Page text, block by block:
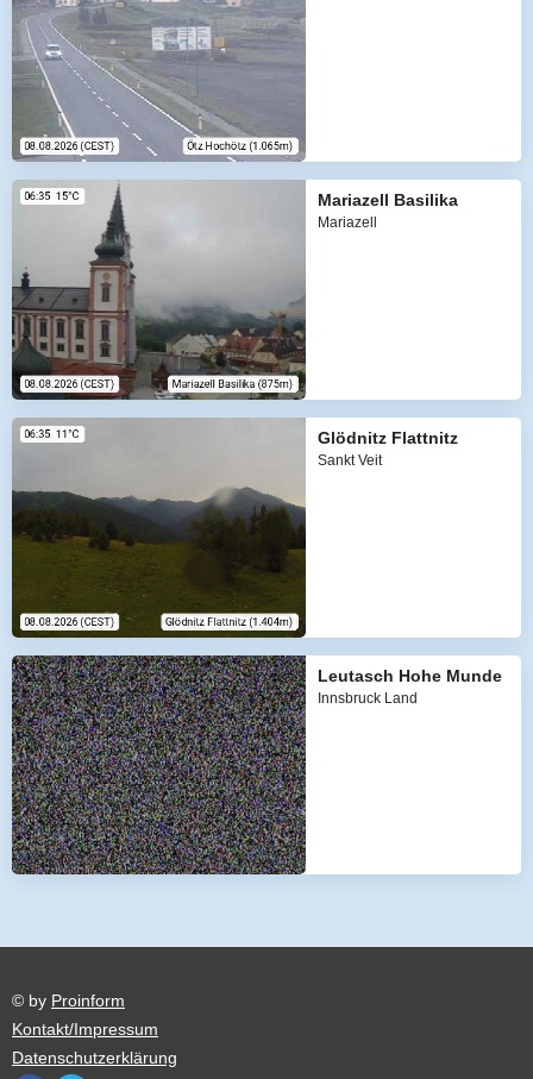
Mariazell Basilika
Mariazell
Glödnitz Flattnitz
Sankt Veit
Leutasch Hohe Munde
Innsbruck Land
© by Proinform
Kontakt/Impressum
Datenschutzerklärung